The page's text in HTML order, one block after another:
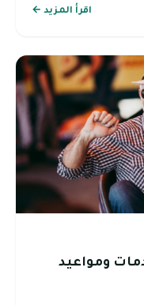
اقرأ المزيد ←
ومواعيد